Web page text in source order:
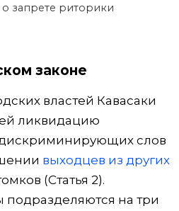
запрете риторики
законе
властей Кавасаки
ликвидацию
дискриминирующих слов
выходцев из других
(Статья 2).
на три